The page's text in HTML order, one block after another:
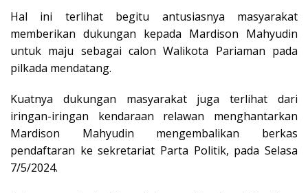
Hal ini terlihat begitu antusiasnya masyarakat
memberikan dukungan kepada Mardison Mahyudin
untuk maju sebagai calon Walikota Pariaman pada
pilkada mendatang.
Kuatnya dukungan masyarakat juga terlihat dari
iringan-iringan kendaraan relawan menghantarkan
Mardison Mahyudin mengembalikan berkas
pendaftaran ke sekretariat Parta Politik, pada Selasa
7/5/2024.